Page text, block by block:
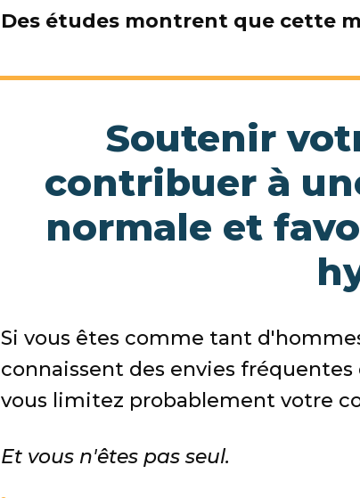
Des études montrent que cette
Soutenir
contribuer à
normale et
Si vous êtes comme tant
connaissent des envies
vous limitez probablement votre
Et vous n'êtes pas seul.